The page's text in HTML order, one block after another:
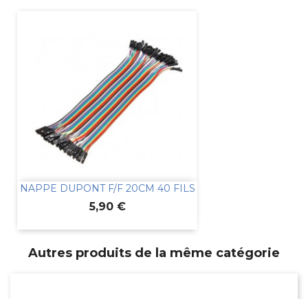
NAPPE DUPONT F/F 20CM 40 FILS
Prix
5,90 €
Autres produits de la même catégorie